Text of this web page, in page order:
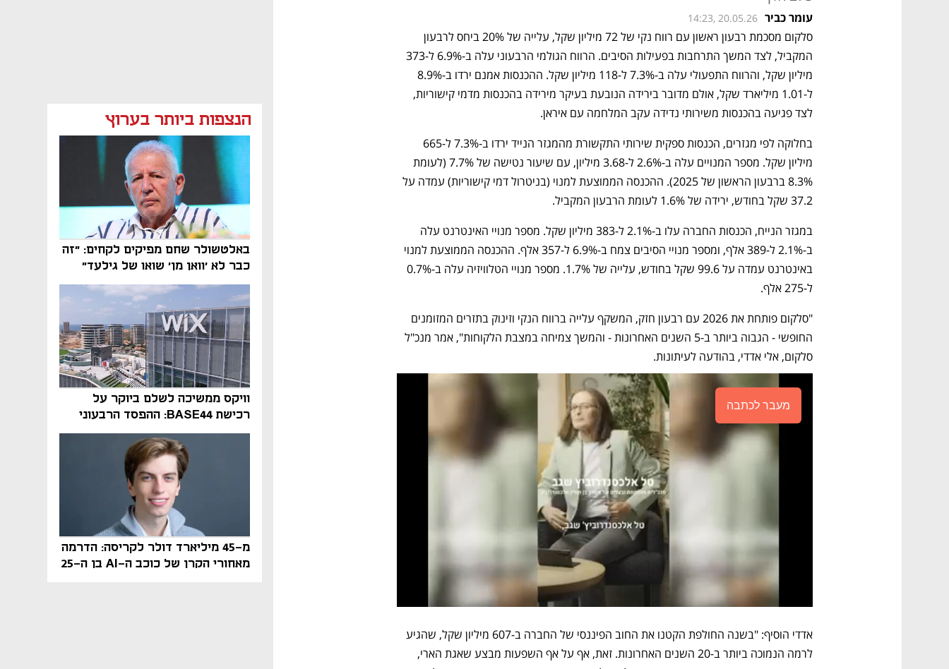
הנצפות ביותר בערוץ
באלטשולר שחם מפיקים לקחים: "זה
כבר לא 'וואן מן' שואו של גילעד"
וויקס ממשיכה לשלם ביוקר על
רכישת BASE44: ההפסד הרבעוני
זינק ל-76 מיליון דולר
מ-45 מיליארד דולר לקריסה: הדרמה
מאחורי הקרן של כוכב ה-AI בן ה-25
עומר כביר 14:23, 20.05.26
לצד פגיעה בהכנסות משירותי נדידה עקב המלחמה עם איראן.
37.2 שקל בחודש, ירידה של 1.6% לעומת הרבעון המקביל.
ל-275 אלף.
סלקום, אלי אדדי, בהודעה לעיתונות.
מעבר לכתבה